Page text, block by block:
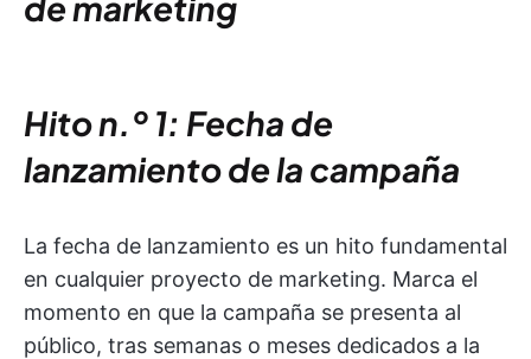
Hito n.º 1: Fecha de
lanzamiento de la campaña
La fecha de lanzamiento es un hito fundamental
en cualquier proyecto de marketing. Marca el
momento en que la campaña se presenta al
público, tras semanas o meses dedicados a la